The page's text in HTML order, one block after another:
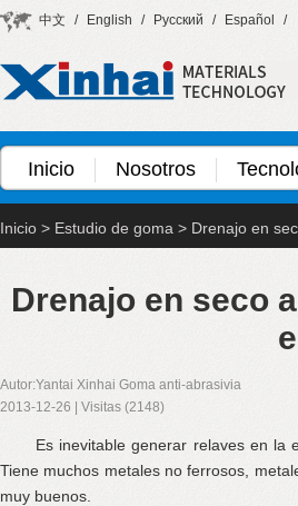
中文 / English / Русский / Español /
Inicio Nosotros
Inicio > Estudio de goma > Drenajo en
Drenajo en seco
Autor:Yantai Xinhai Goma anti-abrasivia
2013-12-26 | Visitas (2148)
Es inevitable generar relaves en la
Tiene muchos metales no ferrosos,
muy buenos.